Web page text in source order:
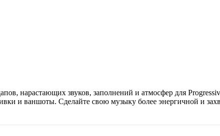
нарастающих звуков, заполнений и атмосфер для
и ваншоты. Сделайте свою музыку более энергичной и